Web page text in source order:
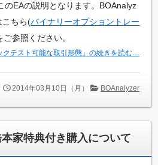
EAの説明となります。BOAnalyz
こちら(バイナリーオプショントレー
ご参照ください。
クテスト可能な取引形態」の続きを読む…
2014年03月10日（月） BOAnalyzer
家特典付き購入について